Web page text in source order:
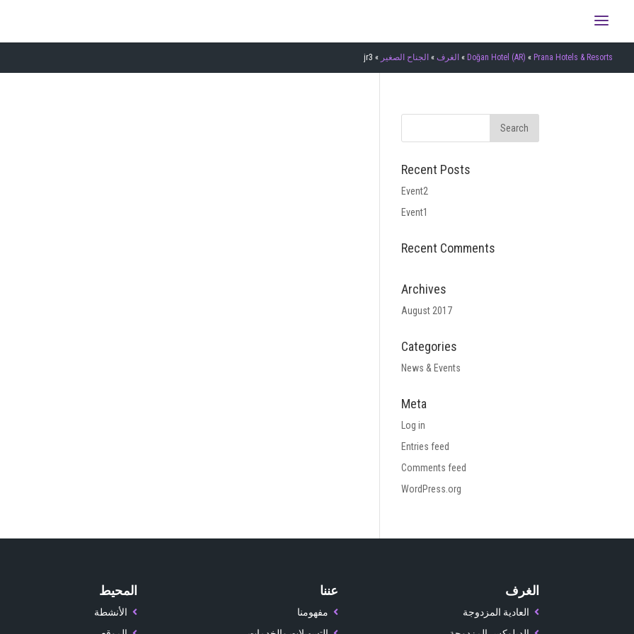
Prana Hotels & Resorts
»
Doğan Hotel (AR)
» الغرف » الجناح الصغير »
jr3
Recent Posts
Event2
Event1
Recent Comments
Archives
August 2017
Categories
News & Events
Meta
Log in
Entries feed
Comments feed
WordPress.org
الغرف
العادية المزدوجة
عننا
مفهومنا
المحيط
الأنشطة